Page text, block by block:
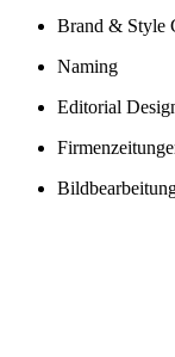
Brand & Style
Naming
Editorial